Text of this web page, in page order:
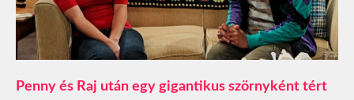
Penny és Raj után egy gigantikus szörnyként tért